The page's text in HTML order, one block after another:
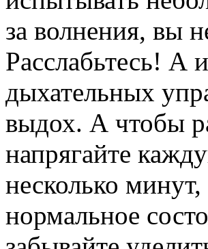
за волнения, вы
Расслабьтесь! А
дыхательных
выдох. А чтобы
напрягайте
несколько
нормальное